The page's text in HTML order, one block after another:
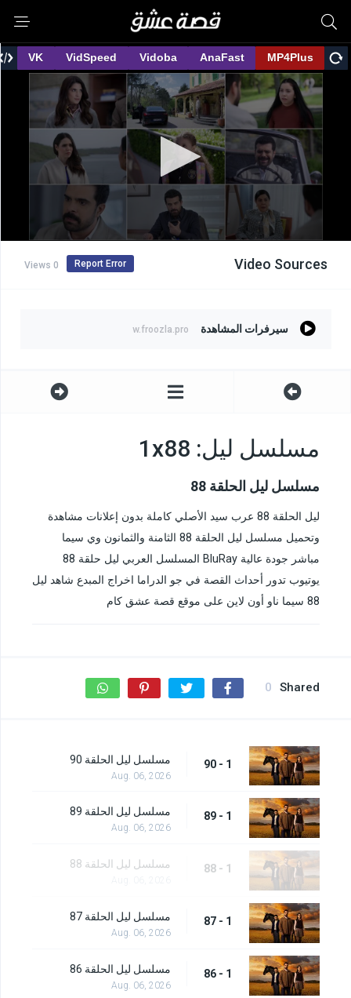
Video Sources
0 Views Report Error
سيرفرات المشاهدة w.froozla.pro
مسلسل ليل: 1x88
مسلسل ليل الحلقة 88
ليل الحلقة 88 عرب سيد الأصلي كاملة بدون إعلانات مشاهدة
وتحميل مسلسل ليل الحلقة 88 الثامنة والثمانون وي سيما
مباشر جودة عالية BluRay المسلسل العربي ليل حلقة 88
يوتيوب تدور أحداث القصة في جو الدراما اخراج المبدع شاهد ليل
88 سيما ناو أون لاين على موقع قصة عشق كام
Shared
0
1 - 90 مسلسل ليل الحلقة 90
Aug. 06, 2026
1 - 89 مسلسل ليل الحلقة 89
Aug. 06, 2026
1 - 88 مسلسل ليل الحلقة 88
1 - 87 مسلسل ليل الحلقة 87
Aug. 06, 2026
1 - 86 مسلسل ليل الحلقة 86
Aug. 06, 2026